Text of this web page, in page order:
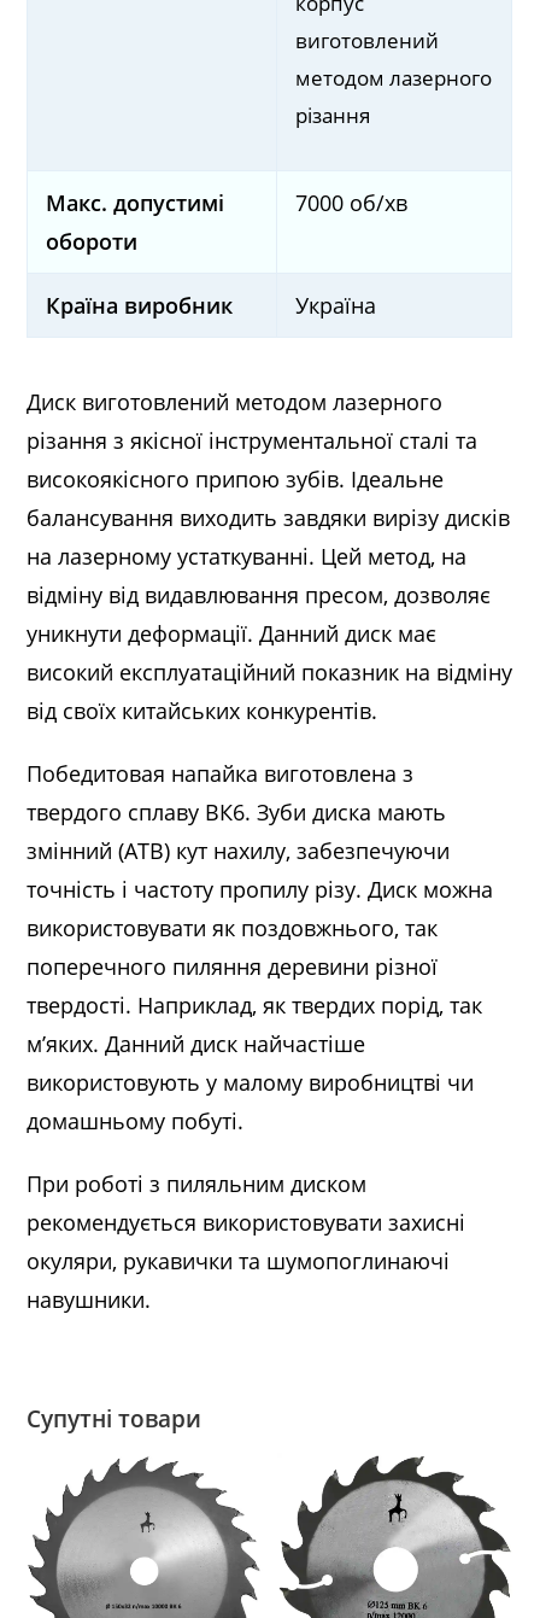
виготовлений
методом лазерного
різання
Макс. допустимі
обороти
7000 об/хв
Країна виробник Україна
Диск виготовлений методом лазерного
різання з якісної інструментальної сталі та
високоякісного припою зубів. Ідеальне
балансування виходить завдяки вирізу дисків
на лазерному устаткуванні. Цей метод, на
відміну від видавлювання пресом, дозволяє
уникнути деформації. Данний диск має
високий експлуатаційний показник на відміну
від своїх китайських конкурентів.
Победитовая напайка виготовлена з
твердого сплаву ВК6. Зуби диска мають
змінний (ATB) кут нахилу, забезпечуючи
точність і частоту пропилу різу. Диск можна
використовувати як поздовжнього, так
поперечного пиляння деревини різної
твердості. Наприклад, як твердих порід, так
м’яких. Данний диск найчастіше
використовують у малому виробництві чи
домашньому побуті.
При роботі з пиляльним диском
рекомендується використовувати захисні
окуляри, рукавички та шумопоглинаючі
навушники.
Супутні товари